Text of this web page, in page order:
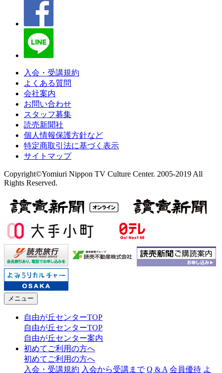
入会・受講規約
よくある質問
会社案内
お問い合わせ
スタッフ募集
読売新聞社
個人情報保護方針など
特定商取引法に基づく表示
サイトマップ
Copyright©Yomiuri Nippon TV Culture Center. 2005-2019 All
Rights Reserved.
メニュー
自由が丘センターTOP
自由が丘センターTOP
自由が丘センター案内
初めてご利用の方へ
初めてご利用の方へ
入会・受講規約 入会から受講まで Q & A 会員優待 よ